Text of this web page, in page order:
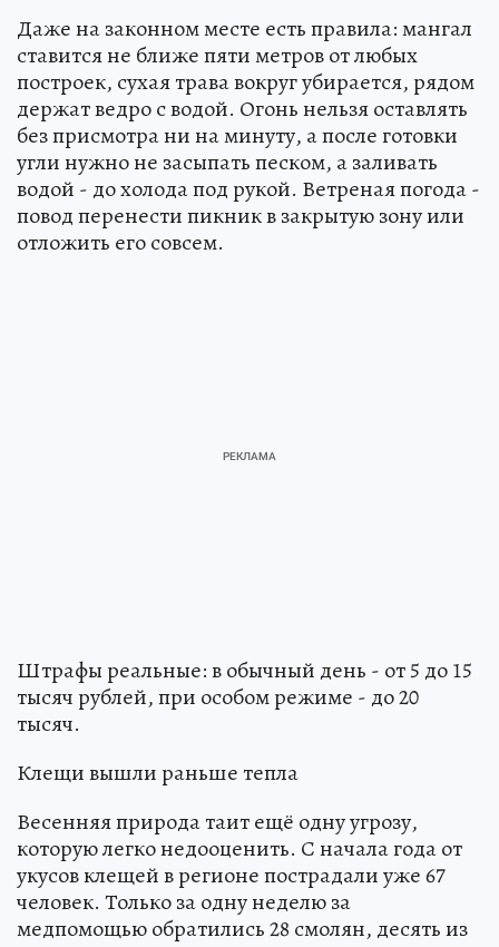
Даже на законном месте есть правила: мангал
ставится не ближе пяти метров от любых
построек, сухая трава вокруг убирается, рядом
держат ведро с водой. Огонь нельзя оставлять
без присмотра ни на минуту, а после готовки
угли нужно не засыпать песком, а заливать
водой - до холода под рукой. Ветреная погода -
повод перенести пикник в закрытую зону или
отложить его совсем.
Штрафы реальные: в обычный день - от 5 до 15
тысяч рублей, при особом режиме - до 20
тысяч.
Клещи вышли раньше тепла
Весенняя природа таит ещё одну угрозу,
которую легко недооценить. С начала года от
укусов клещей в регионе пострадали уже 67
человек. Только за одну неделю за
медпомощью обратились 28 смолян, десять из